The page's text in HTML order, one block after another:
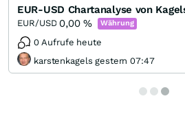
EUR-USD Chartanalyse von
EUR/USD 0,00% Währung
0 Aufrufe heute
karstenkagels gestern 07:47